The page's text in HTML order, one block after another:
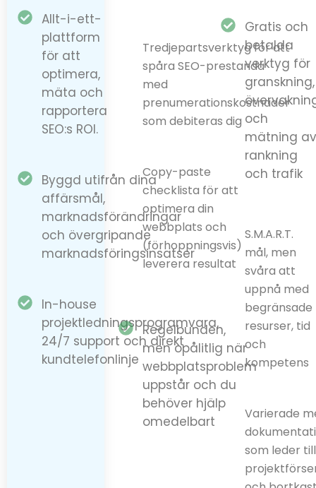
Allt-i-ett-
plattform
för att
optimera,
mäta och
rapportera
SEO:s ROI.
Byggd utifrån dina
affärsmål,
marknadsförändringar
och övergripande
marknadsföringsinsatser
In-house
projektledningsprogramvara,
24/7 support och direkt
kundtelefonlinje
Tredjepartsverktyg för att
spåra SEO-prestanda
med
prenumerationskostnader
som debiteras dig
Copy-paste
checklista för att
optimera din
webbplats och
(förhoppningsvis)
leverera resultat
Regelbunden,
men opålitlig när
webbplatsproblem
uppstår och du
behöver hjälp
omedelbart
Gratis och
betalda
verktyg för
granskning,
och
mätning
rankning
och trafik
S.M.A.R.T.
mål, men
svåra att
uppnå med
begränsade
resurser, tid
och
kompetens
Varierade
som leder till